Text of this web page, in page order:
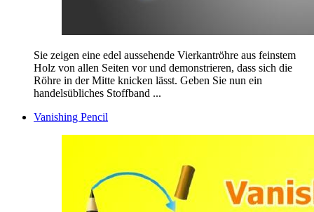
Sie zeigen eine edel aussehende Vierkantröhre aus feinstem
Holz von allen Seiten vor und demonstrieren, dass sich die
Röhre in der Mitte knicken lässt. Geben Sie nun ein
handelsübliches Stoffband ...
Vanishing Pencil